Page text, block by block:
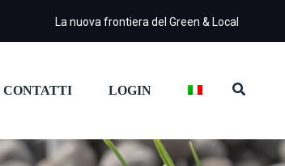
La nuova frontiera del Green & Local
CONTATTI LOGIN